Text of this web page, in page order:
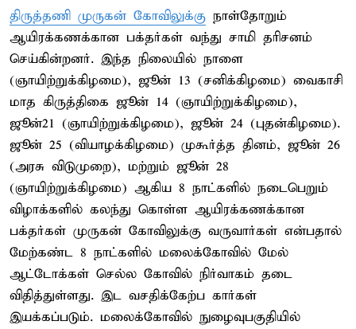
திருத்தணி முருகன் கோவிலுக்கு நாள்தோறும்
ஆயிரக்கணக்கான பக்தர்கள் வந்து சாமி தரிசனம்
செய்கின்றனர். இந்த நிலையில் நாளை
(ஞாயிற்றுக்கிழமை), ஜூன் 13 (சனிக்கிழமை) வைகாசி
மாத கிருத்திகை ஜூன் 14 (ஞாயிற்றுக்கிழமை),
ஜூன்21 (ஞாயிற்றுக்கிழமை), ஜூன் 24 (புதன்கிழமை).
ஜூன் 25 (வியாழக்கிழமை) முகூர்த்த தினம், ஜூன் 26
(அரசு விடுமுறை), மற்றும் ஜூன் 28
(ஞாயிற்றுக்கிழமை) ஆகிய 8 நாட்களில் நடைபெறும்
விழாக்களில் கலந்து கொள்ள ஆயிரக்கணக்கான
பக்தர்கள் முருகன் கோவிலுக்கு வருவார்கள் என்பதால்
மேற்கண்ட 8 நாட்களில் மலைக்கோவில் மேல்
ஆட்டோக்கள் செல்ல கோவில் நிர்வாகம் தடை
விதித்துள்ளது. இட வசதிக்கேற்ப கார்கள்
இயக்கப்படும். மலைக்கோவில் நுழைவுபகுதியில்